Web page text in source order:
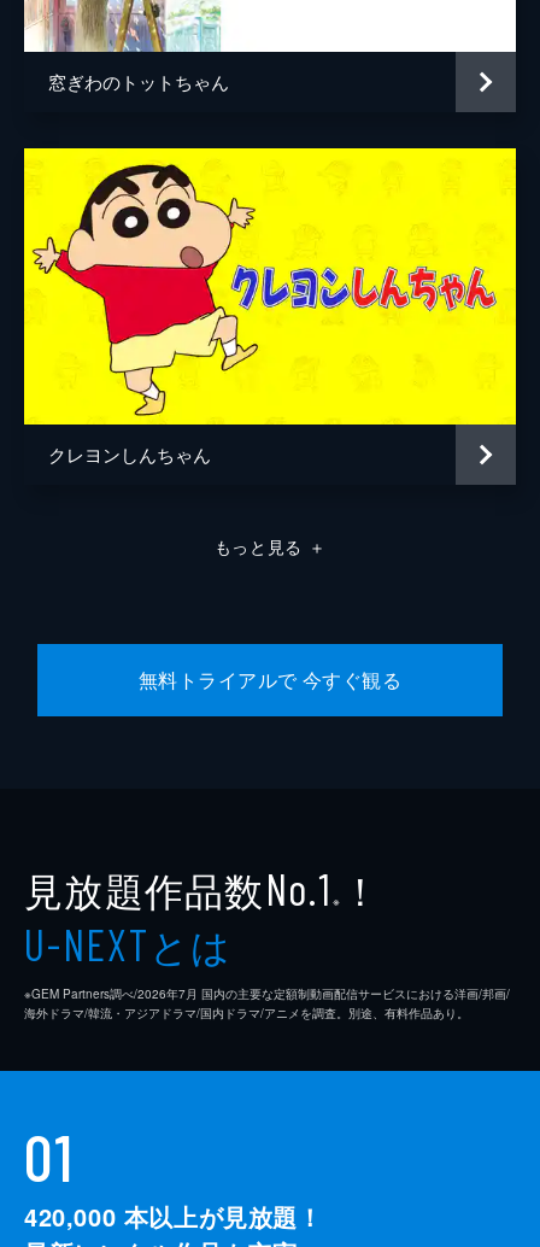
窓ぎわのトットちゃん
クレヨンしんちゃん
もっと見る ＋
無料トライアルで 今すぐ観る
見放題作品数No.1 ※ ！
U-NEXTとは
※GEM Partners調べ/2026年7⽉ 国内の主要な定額制動画配信サービスにおける洋画/邦画/
海外ドラマ/韓流・アジアドラマ/国内ドラマ/アニメを調査。別途、有料作品あり。
01
420,000 本以上が見放題！